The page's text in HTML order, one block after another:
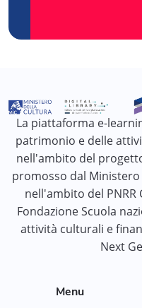
La piattaforma e-
patrimonio e delle
nell'ambito del
promosso dal
nell'ambito del PNRR
Fondazione Scuola
attività culturali e
Next
Menu